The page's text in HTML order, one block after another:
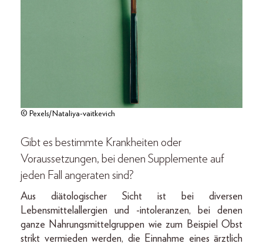
© Pexels/Nataliya-vaitkevich
Gibt es bestimmte Krankheiten oder
Voraussetzungen, bei denen Supplemente auf
jeden Fall angeraten sind?
Aus diätologischer Sicht ist bei diversen
Lebensmittelallergien und -intoleranzen, bei denen
ganze Nahrungsmittelgruppen wie zum Beispiel Obst
strikt vermieden werden, die Einnahme eines ärztlich